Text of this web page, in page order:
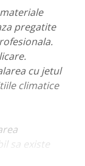
pregatite
cu jetul
climatice
sa existe